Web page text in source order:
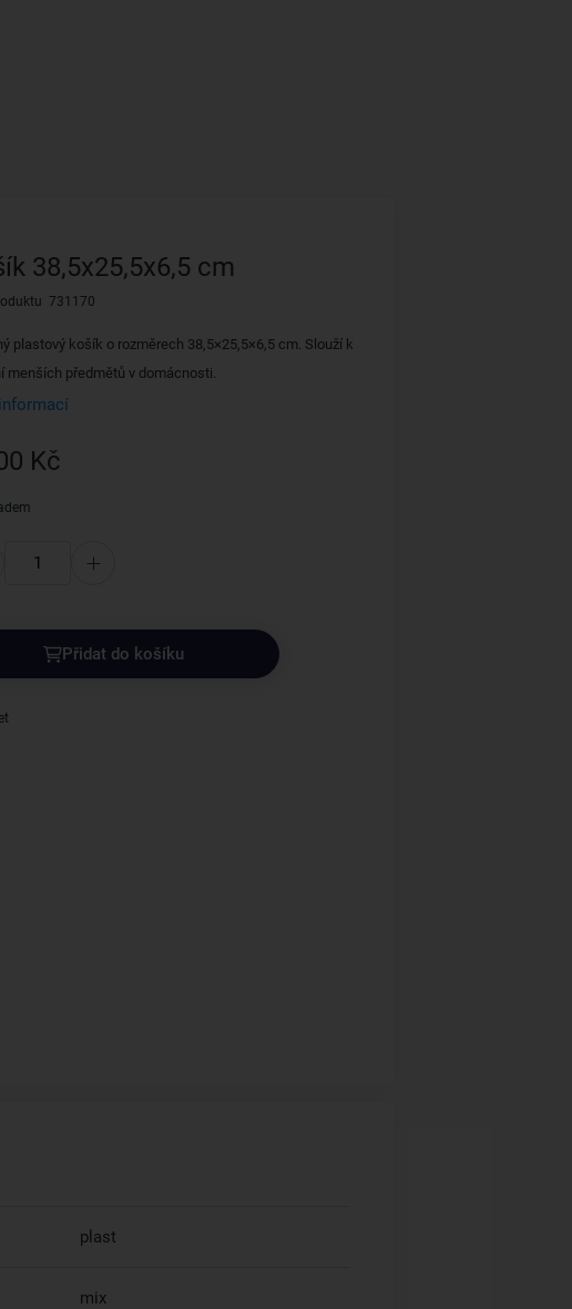
38,5x25,5x6,5 cm
731170
plastový košík o rozměrech 38,5×25,5×6,5 cm. Slouží k
menších předmětů v domácnosti.
Kč
Přidat do košíku
plast
mix